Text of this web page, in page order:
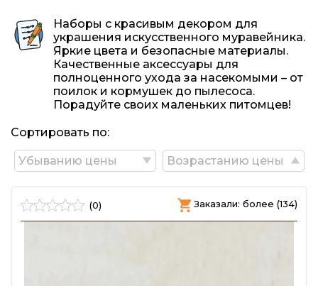
Наборы с красивым декором для
украшения искусственного муравейника.
Яркие цвета и безопасные материалы.
Качественные аксессуары для
полноценного ухода за насекомыми – от
поилок и кормушек до пылесоса.
Порадуйте своих маленьких питомцев!
Сортировать по:
Убыванию цены Возрастанию цены
(0) Заказали: более (134)